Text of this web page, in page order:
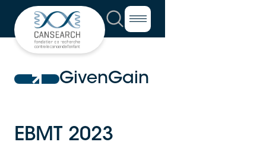
GivenGain
EBMT 2023